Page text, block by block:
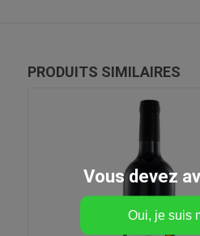
PRODUITS SIMILAIRES
Vous devez